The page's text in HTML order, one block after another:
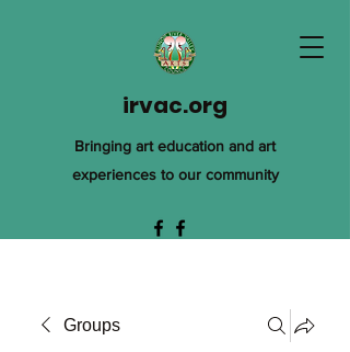
irvac.org
Bringing art education and art
experiences to our community
Groups